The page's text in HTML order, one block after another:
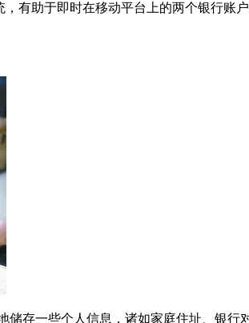
有助于即时在移动平台上的两个银行账
储存一些个人信息，诸如家庭住址、银行